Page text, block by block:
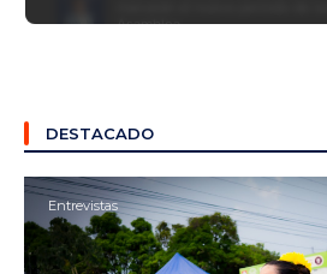
DESTACADO
Entrevistas